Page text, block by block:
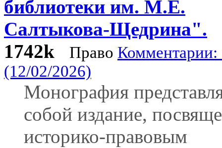
библиотеки им. М.Е.
Салтыкова-Щедрина".
1742k
Право Комментарии:
(12/02/2026)
Монография
собой издание,
историко-правовым